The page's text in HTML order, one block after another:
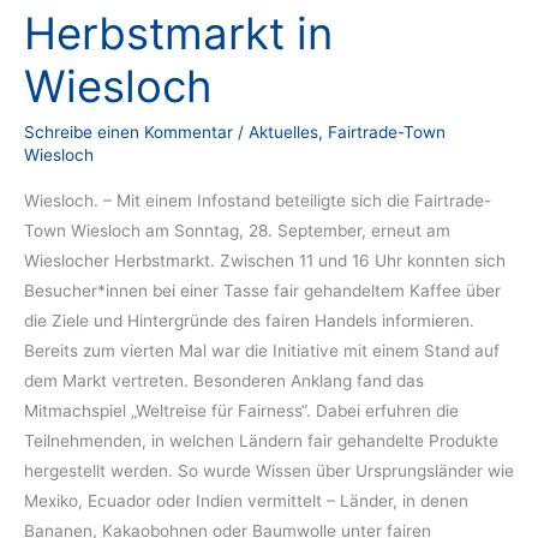
Herbstmarkt in
Wiesloch
Schreibe einen Kommentar / Aktuelles, Fairtrade-Town
Wiesloch
Wiesloch. – Mit einem Infostand beteiligte sich die Fairtrade-
Town Wiesloch am Sonntag, 28. September, erneut am
Wieslocher Herbstmarkt. Zwischen 11 und 16 Uhr konnten sich
Besucher*innen bei einer Tasse fair gehandeltem Kaffee über
die Ziele und Hintergründe des fairen Handels informieren.
Bereits zum vierten Mal war die Initiative mit einem Stand auf
dem Markt vertreten. Besonderen Anklang fand das
Mitmachspiel „Weltreise für Fairness“. Dabei erfuhren die
Teilnehmenden, in welchen Ländern fair gehandelte Produkte
hergestellt werden. So wurde Wissen über Ursprungsländer wie
Mexiko, Ecuador oder Indien vermittelt – Länder, in denen
Bananen, Kakaobohnen oder Baumwolle unter fairen